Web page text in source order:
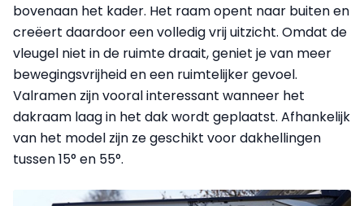
bovenaan het kader. Het raam opent naar buiten en
creëert daardoor een volledig vrij uitzicht. Omdat de
vleugel niet in de ruimte draait, geniet je van meer
bewegingsvrijheid en een ruimtelijker gevoel.
Valramen zijn vooral interessant wanneer het
dakraam laag in het dak wordt geplaatst. Afhankelijk
van het model zijn ze geschikt voor dakhellingen
tussen 15° en 55°.